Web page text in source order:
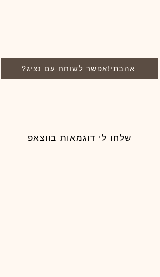
?אהבתי!אפשר לשוחח עם נציג
שלחו לי דוגמאות בווצאפ